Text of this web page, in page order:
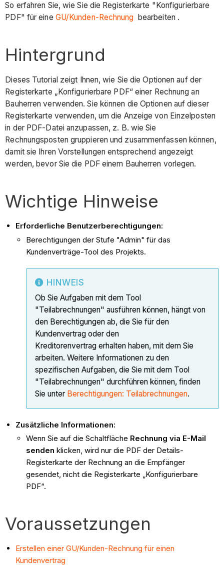
So erfahren Sie, wie Sie die Registerkarte "Konfigurierbare
PDF" für eine GU/Kunden-Rechnung bearbeiten .
Hintergrund
Dieses Tutorial zeigt Ihnen, wie Sie die Optionen auf der
Registerkarte „Konfigurierbare PDF“ einer Rechnung an
Bauherren verwenden. Sie können die Optionen auf dieser
Registerkarte verwenden, um die Anzeige von Einzelposten
in der PDF-Datei anzupassen, z. B. wie Sie
Rechnungsposten gruppieren und zusammenfassen können,
damit sie Ihren Vorstellungen entsprechend angezeigt
werden, bevor Sie die PDF einem Bauherren vorlegen.
Wichtige Hinweise
Erforderliche Benutzerberechtigungen:
Berechtigungen der Stufe "Admin" für das
Kundenverträge-Tool des Projekts.
HINWEIS
Ob Sie Aufgaben mit dem Tool
"Teilabrechnungen" ausführen können, hängt von
den Berechtigungen ab, die Sie für den
Kundenvertrag oder den
Kreditorenvertrag erhalten haben, mit dem Sie
arbeiten. Weitere Informationen zu den
spezifischen Aufgaben, die Sie mit dem Tool
"Teilabrechnungen" durchführen können, finden
Sie unter Berechtigungen: Teilabrechnungen.
Zusätzliche Informationen:
Wenn Sie auf die Schaltfläche Rechnung via E-Mail
senden klicken, wird nur die PDF der Details-
Registerkarte der Rechnung an die Empfänger
gesendet, nicht die Registerkarte „Konfigurierbare
PDF“.
Voraussetzungen
Erstellen einer GU/Kunden-Rechnung für einen
Kundenvertrag